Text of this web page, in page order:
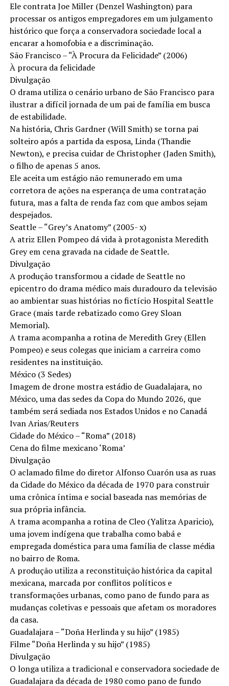
Ele contrata Joe Miller (Denzel Washington) para
processar os antigos empregadores em um julgamento
histórico que força a conservadora sociedade local a
encarar a homofobia e a discriminação.
São Francisco – “À Procura da Felicidade” (2006)
À procura da felicidade
Divulgação
O drama utiliza o cenário urbano de São Francisco para
ilustrar a difícil jornada de um pai de família em busca
de estabilidade.
Na história, Chris Gardner (Will Smith) se torna pai
solteiro após a partida da esposa, Linda (Thandie
Newton), e precisa cuidar de Christopher (Jaden Smith),
o filho de apenas 5 anos.
Ele aceita um estágio não remunerado em uma
corretora de ações na esperança de uma contratação
futura, mas a falta de renda faz com que ambos sejam
despejados.
Seattle – “Grey’s Anatomy” (2005- x)
A atriz Ellen Pompeo dá vida à protagonista Meredith
Grey em cena gravada na cidade de Seattle.
Divulgação
A produção transformou a cidade de Seattle no
epicentro do drama médico mais duradouro da televisão
ao ambientar suas histórias no fictício Hospital Seattle
Grace (mais tarde rebatizado como Grey Sloan
Memorial).
A trama acompanha a rotina de Meredith Grey (Ellen
Pompeo) e seus colegas que iniciam a carreira como
residentes na instituição.
México (3 Sedes)
Imagem de drone mostra estádio de Guadalajara, no
México, uma das sedes da Copa do Mundo 2026, que
também será sediada nos Estados Unidos e no Canadá
Ivan Arias/Reuters
Cidade do México – “Roma” (2018)
Cena do filme mexicano ‘Roma’
Divulgação
O aclamado filme do diretor Alfonso Cuarón usa as ruas
da Cidade do México da década de 1970 para construir
uma crônica íntima e social baseada nas memórias de
sua própria infância.
A trama acompanha a rotina de Cleo (Yalitza Aparicio),
uma jovem indígena que trabalha como babá e
empregada doméstica para uma família de classe média
no bairro de Roma.
A produção utiliza a reconstituição histórica da capital
mexicana, marcada por conflitos políticos e
transformações urbanas, como pano de fundo para as
mudanças coletivas e pessoais que afetam os moradores
da casa.
Guadalajara – “Doña Herlinda y su hijo” (1985)
Filme “Doña Herlinda y su hijo” (1985)
Divulgação
O longa utiliza a tradicional e conservadora sociedade de
Guadalajara da década de 1980 como pano de fundo